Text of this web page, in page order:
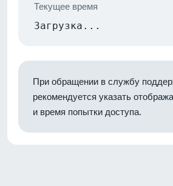
Текущее время
Загрузка...
При обращении в службу
рекомендуется указать
и время попытки доступа.